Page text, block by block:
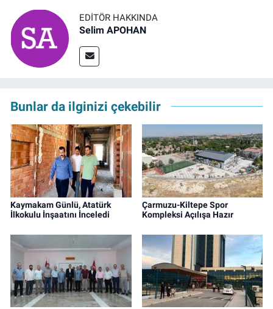
EDITÖR HAKKINDA
Selim APOHAN
Bunlar da ilginizi çekebilir
Kaymakam Günlü, Atatürk
İlkokulu İnşaatını İnceledi
Çarmuzu-Kiltepe Spor
Kompleksi Açılışa Hazır